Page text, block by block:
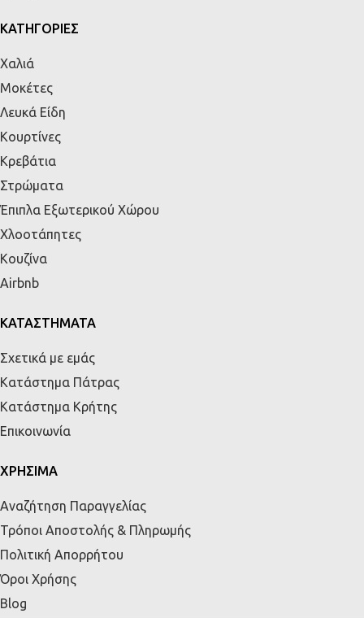
ΚΑΤΗΓΟΡΙΕΣ
Χαλιά
Μοκέτες
Λευκά Είδη
Κουρτίνες
Κρεβάτια
Στρώματα
Έπιπλα Εξωτερικού Χώρου
Χλοοτάπητες
Κουζίνα
Airbnb
ΚΑΤΑΣΤΗΜΑΤΑ
Σχετικά με εμάς
Κατάστημα Πάτρας
Κατάστημα Κρήτης
Επικοινωνία
ΧΡΗΣΙΜΑ
Αναζήτηση Παραγγελίας
Τρόποι Αποστολής & Πληρωμής
Πολιτική Απορρήτου
Όροι Χρήσης
Blog